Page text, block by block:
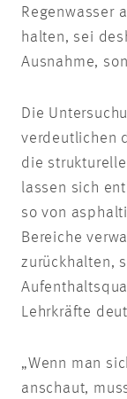
Regenwasser
halten, sei
Ausnahme,
Die
verdeutlichen
die
lassen sich
so von
Bereiche
zurückhalten,
Lehrkräfte
„Wenn man
anschaut,